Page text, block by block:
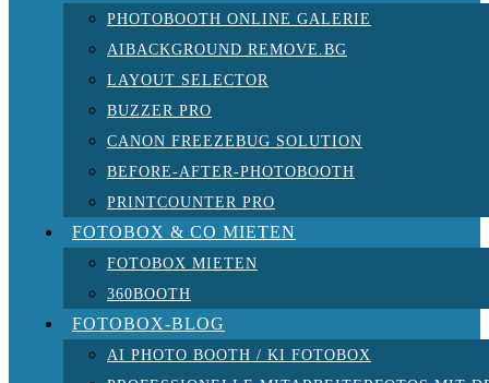
PHOTOBOOTH ONLINE GALERIE
AIBACKGROUND REMOVE.BG
LAYOUT SELECTOR
BUZZER PRO
CANON FREEZEBUG SOLUTION
BEFORE-AFTER-PHOTOBOOTH
PRINTCOUNTER PRO
FOTOBOX & CO MIETEN
FOTOBOX MIETEN
360BOOTH
FOTOBOX-BLOG
AI PHOTO BOOTH / KI FOTOBOX